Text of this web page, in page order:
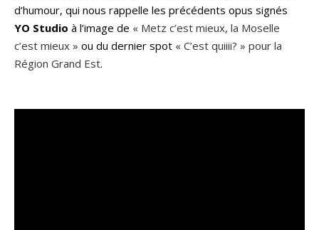
d’humour, qui nous rappelle les précédents opus signés
YO Studio à l’image de « Metz c’est mieux, la Moselle
c’est mieux » ou du dernier spot « C’est quiiii? » pour la
Région Grand Est.